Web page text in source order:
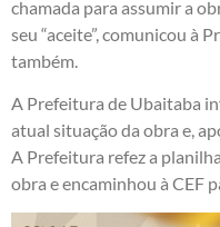
chamada para assumir a
seu “aceite”, comunicou à
também.
A Prefeitura de Ubaitaba
atual situação da obra e,
A Prefeitura refez a
obra e encaminhou à CEF